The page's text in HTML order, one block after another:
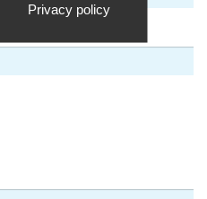
Privacy policy